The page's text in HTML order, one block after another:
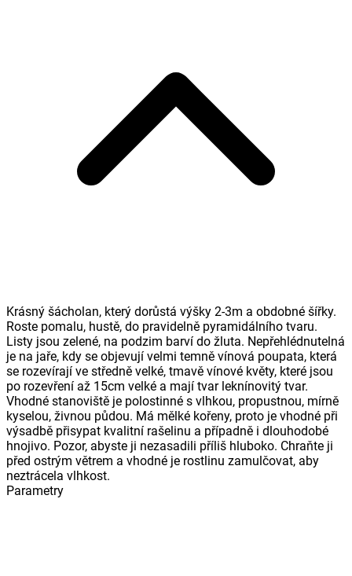
Krásný šácholan, který dorůstá výšky 2-3m a obdobné šířky.
Roste pomalu, hustě, do pravidelně pyramidálního tvaru.
Listy jsou zelené, na podzim barví do žluta. Nepřehlédnutelná
je na jaře, kdy se objevují velmi temně vínová poupata, která
se rozevírají ve středně velké, tmavě vínové květy, které jsou
po rozevření až 15cm velké a mají tvar leknínovitý tvar.
Vhodné stanoviště je polostinné s vlhkou, propustnou, mírně
kyselou, živnou půdou. Má mělké kořeny, proto je vhodné při
výsadbě přisypat kvalitní rašelinu a případně i dlouhodobé
hnojivo. Pozor, abyste ji nezasadili příliš hluboko. Chraňte ji
před ostrým větrem a vhodné je rostlinu zamulčovat, aby
neztrácela vlhkost.
Parametry